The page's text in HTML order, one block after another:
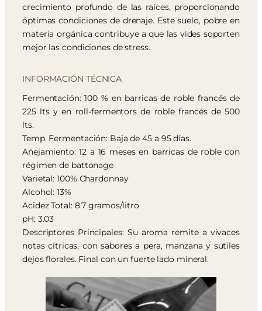
crecimiento profundo de las raíces, proporcionando
óptimas condiciones de drenaje. Este suelo, pobre en
materia orgánica contribuye a que las vides soporten
mejor las condiciones de stress.
INFORMACIÓN TÉCNICA
Fermentación: 100 % en barricas de roble francés de
225 lts y en roll-fermentors de roble francés de 500
lts.
Temp. Fermentación: Baja de 45 a 95 días.
Añejamiento: 12 a 16 meses en barricas de roble con
régimen de battonage
Varietal: 100% Chardonnay
Alcohol: 13%
Acidez Total: 8.7 gramos/litro
pH: 3.03
Descriptores Principales: Su aroma remite a vivaces
notas cítricas, con sabores a pera, manzana y sutiles
dejos florales. Final con un fuerte lado mineral.